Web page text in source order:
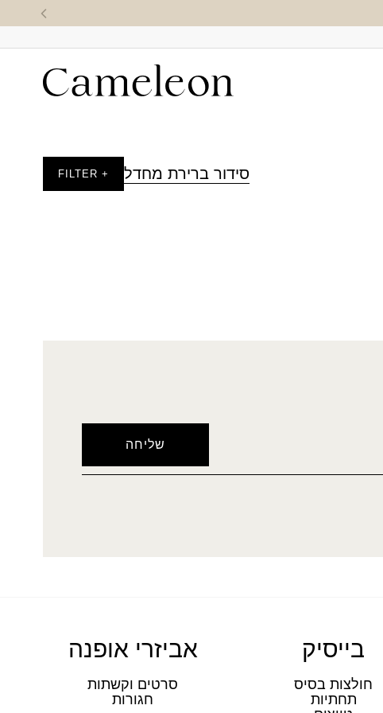
סידור ברירת מחדל + FILTER
בייסיק
חולצות בסיס
תחתיות
אביזרי אופנה
סרטים וקשתות
חגורות